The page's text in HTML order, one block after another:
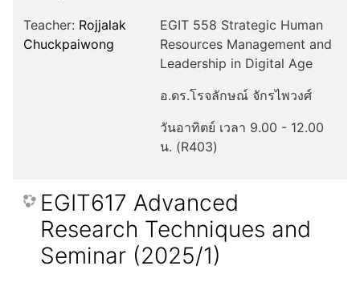
EGIT 558 Strategic Human
Resources Management and
Leadership in Digital Age
อ.ดร.โรจลักษณ์ จักรไพวงศ์
วันอาทิตย์ เวลา 9.00 - 12.00
น. (R403)
Teacher: Rojjalak
Chuckpaiwong
EGIT617 Advanced
Research Techniques and
Seminar (2025/1)